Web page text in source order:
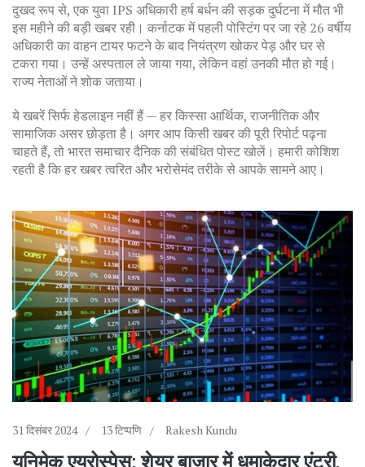
दुखद रूप से, एक युवा IPS अधिकारी हर्ष बर्धन की सड़क दुर्घटना में मौत भी
इस महीने की बड़ी खबर रही। कर्नाटक में पहली पोस्टिंग पर जा रहे 26 वर्षीय
अधिकारी का वाहन टायर फटने के बाद नियंत्रण खोकर पेड़ और घर से
टकरा गया। उन्हें अस्पताल ले जाया गया, लेकिन वहां उनकी मौत हो गई।
राज्य नेताओं ने शोक जताया।
ये खबरें सिर्फ हेडलाइन नहीं हैं — हर किस्सा आर्थिक, राजनीतिक और
सामाजिक असर छोड़ता है। अगर आप किसी खबर की पूरी रिपोर्ट पढ़ना
चाहते हैं, तो भारत समाचार दैनिक की संबंधित पोस्ट खोलें। हमारी कोशिश
रहती है कि हर खबर त्वरित और भरोसेमंद तरीके से आपके सामने आए।
31 दिसंबर 2024 13 टिप्पणि Rakesh Kundu
यूनिमेक एयरोस्पेस: शेयर बाजार में धमाकेदार एंट्री,